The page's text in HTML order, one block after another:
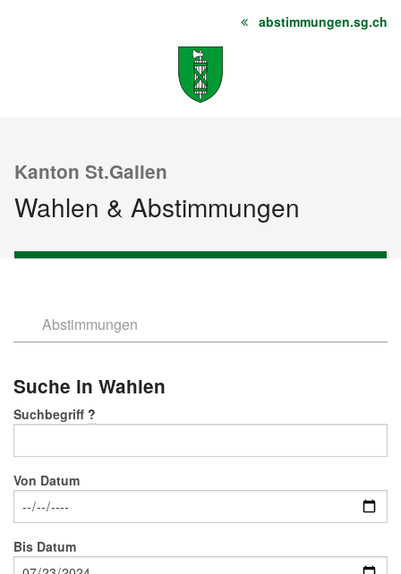
Startseite
Sitemap abstimmungen.sg.ch
Kanton St.Gallen
Wahlen & Abstimmungen
Abstimmungen
Suche in Wahlen
Suchbegriff ?
Von Datum
Bis Datum